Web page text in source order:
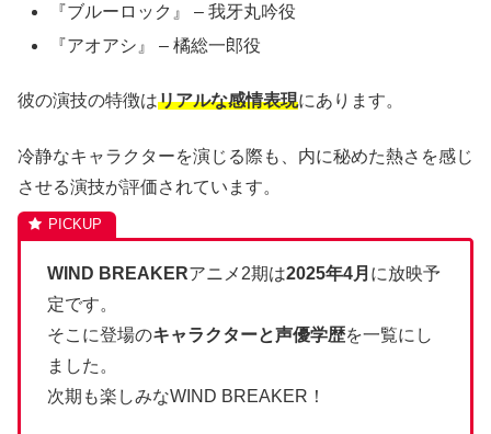
『ブルーロック』 – 我牙丸吟役
『アオアシ』 – 橘総一郎役
彼の演技の特徴はリアルな感情表現にあります。
冷静なキャラクターを演じる際も、内に秘めた熱さを感じ
させる演技が評価されています。
WIND BREAKERアニメ2期は2025年4月 に放映予
定です。
そこに登場のキャラクターと声優学歴を一覧にし
ました。
次期も楽しみなWIND BREAKER！